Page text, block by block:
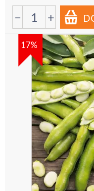
− +
17%